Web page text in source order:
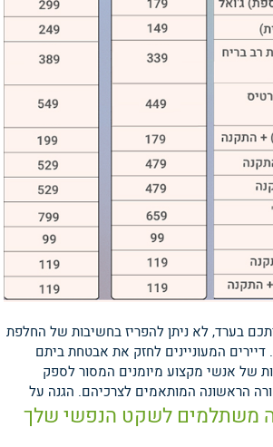
בערד, לא ניתן להפריז בחשיבות של החלפת
דיירים המעוניינים לחזק את אבטחת ביתם
של אנשי מקצוע מיומנים המסור לספק
הראשונה המותאמים לצרכיהם.
משתלמים לשקט הנפשי שלך
הגנה על